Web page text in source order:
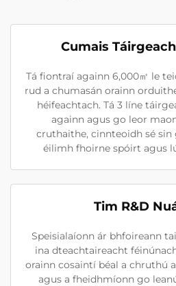
Cumais
Tá fiontraí againn 6,000㎡ le
rud a chumasán orainn
héifeachtach. Tá 3 líne
againn agus go leor
cruthaithe, cinnteoidh sé
éilimh fhoirne spóirt agus
Tim R&D
Speisialaíonn ár bhfoireann
ina dteachtaireacht
orainn cosaintí béal a chruthú
agus a fheidhmíonn go